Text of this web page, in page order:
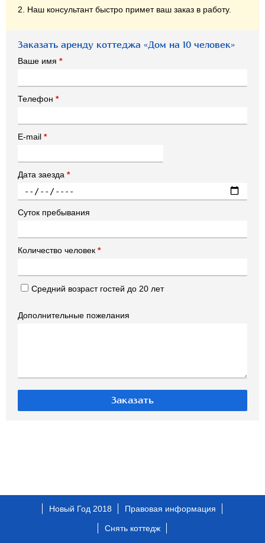
2. Наш консультант быстро примет ваш заказ в работу.
Заказать аренду коттеджа «Дом на 10 человек»
Ваше имя *
Телефон *
E-mail *
Дата заезда *
Суток пребывания
Количество человек *
Средний возраст гостей до 20 лет
Дополнительные пожелания
Новый Год 2018 Правовая информация
Снять коттедж